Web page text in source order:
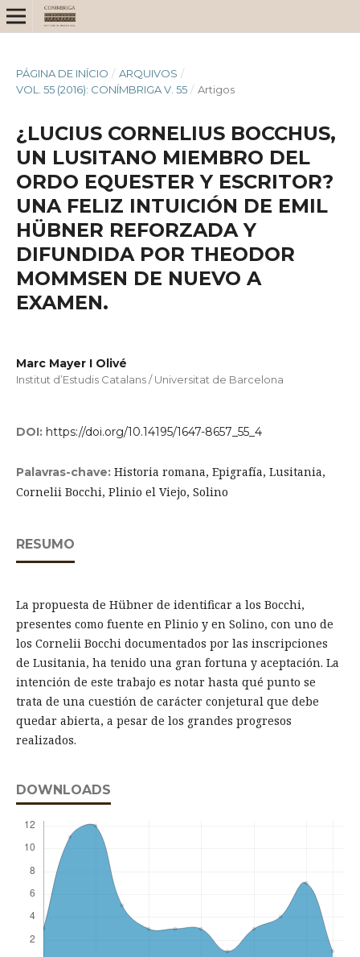
PÁGINA DE INÍCIO / ARQUIVOS /
VOL. 55 (2016): CONÍMBRIGA V. 55 / Artigos
¿LUCIUS CORNELIUS BOCCHUS,
UN LUSITANO MIEMBRO DEL
ORDO EQUESTER Y ESCRITOR?
UNA FELIZ INTUICIÓN DE EMIL
HÜBNER REFORZADA Y
DIFUNDIDA POR THEODOR
MOMMSEN DE NUEVO A
EXAMEN.
Marc Mayer I Olivé
Institut d’Estudis Catalans / Universitat de Barcelona
DOI: https://doi.org/10.14195/1647-8657_55_4
Palavras-chave: Historia romana, Epigrafía, Lusitania,
Cornelii Bocchi, Plinio el Viejo, Solino
RESUMO
La propuesta de Hübner de identificar a los Bocchi,
presentes como fuente en Plinio y en Solino, con uno de
los Cornelii Bocchi documentados por las inscripciones
de Lusitania, ha tenido una gran fortuna y aceptación. La
intención de este trabajo es notar hasta qué punto se
trata de una cuestión de carácter conjetural que debe
quedar abierta, a pesar de los grandes progresos
realizados.
DOWNLOADS